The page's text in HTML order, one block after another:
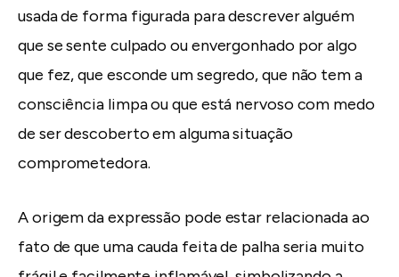
usada de forma figurada para descrever alguém
que se sente culpado ou envergonhado por algo
que fez, que esconde um segredo, que não tem a
consciência limpa ou que está nervoso com medo
de ser descoberto em alguma situação
comprometedora.
A origem da expressão pode estar relacionada ao
fato de que uma cauda feita de palha seria muito